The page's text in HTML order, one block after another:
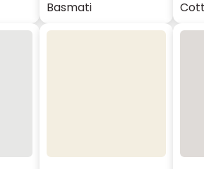
Basmati